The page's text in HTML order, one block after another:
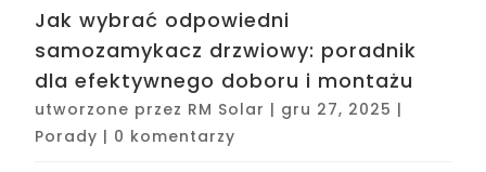
Jak wybrać odpowiedni
samozamykacz drzwiowy: poradnik
dla efektywnego doboru i montażu
utworzone przez RM Solar | gru 27, 2025 |
Porady | 0 komentarzy